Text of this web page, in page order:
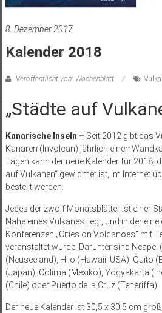
8. Dezember 2017
Kalender 2018
Veröffentlicht von: Wochenblatt
„Städte auf
Kanarische Inseln – Seit 2012 gibt das
Kanaren (Involcan) jährlich einen
Tagen kann der neue Kalender für 2018,
auf Vulkanen“ gewidmet ist, im Internet
bestellt werden.
Jedes der zwölf Monatsblätter ist einer
Nähe eines Vulkanes liegt, und in der
Konferenzen „Cities on Volcanoes“ mit
veranstaltet wurde. Darunter sind Neapel
(Neuseeland), Hilo (Hawaii, USA), Quito
(Japan), Colima (Mexiko), Yogyakarta
(Chile) oder Puerto de la Cruz (Teneriffa).
Der neue Kalender ist 30,5 x 30,5 cm